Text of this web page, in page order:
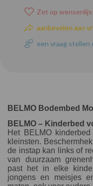
Zet op
aanbevelen aan
een vraag
BELMO Bodembed
BELMO – Kinderbed
Het BELMO
kleinsten.
de instap kan links of
van duurzaam
past het in elke
jongens en meisjes